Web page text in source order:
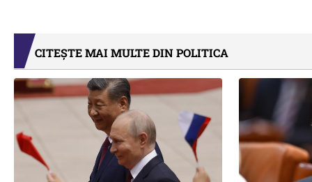
CITEȘTE MAI MULTE DIN POLITICA